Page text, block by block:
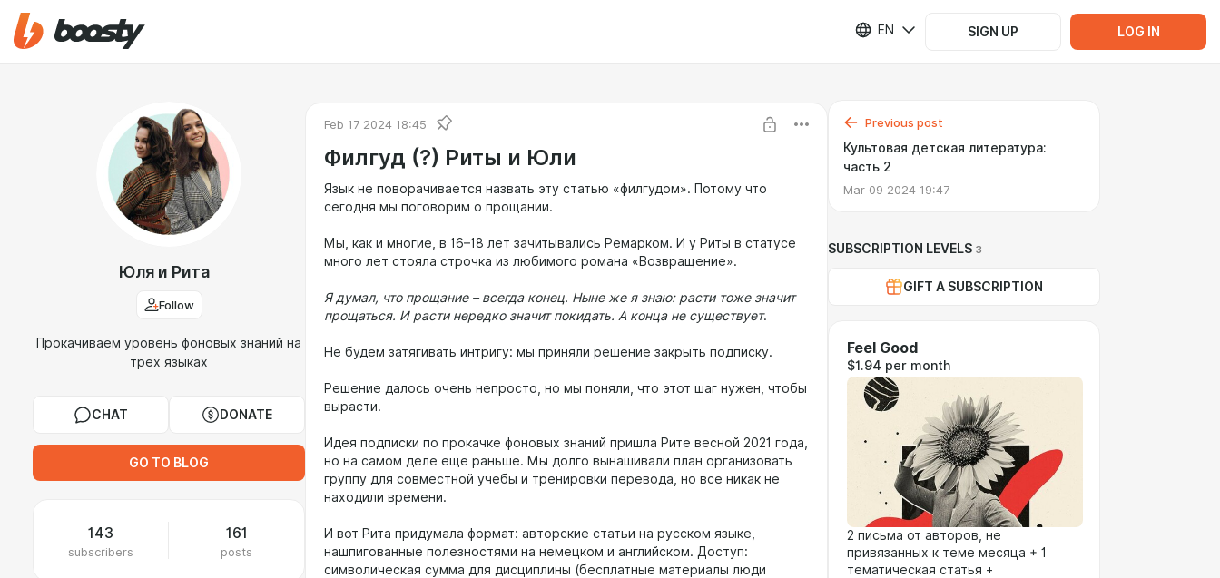
EN SIGN UP LOG IN
Юля и Рита
Follow
Прокачиваем уровень фоновых знаний на
трех языках
CHAT DONATE
GO TO BLOG
143
subscribers
161
posts
Feb 17 2024 18:45
Филгуд (?) Риты и Юли
Язык не поворачивается назвать эту статью «филгудом». Потому что
сегодня мы поговорим о прощании.
Мы, как и многие, в 16–18 лет зачитывались Ремарком. И у Риты в статусе
много лет стояла строчка из любимого романа «Возвращение».
Я думал, что прощание – всегда конец. Ныне же я знаю: расти тоже значит
прощаться. И расти нередко значит покидать. А конца не существует.
Не будем затягивать интригу: мы приняли решение закрыть подписку.
Решение далось очень непросто, но мы поняли, что этот шаг нужен, чтобы
вырасти.
Идея подписки по прокачке фоновых знаний пришла Рите весной 2021 года,
но на самом деле еще раньше. Мы долго вынашивали план организовать
группу для совместной учебы и тренировки перевода, но все никак не
находили времени.
И вот Рита придумала формат: авторские статьи на русском языке,
нашпигованные полезностями на немецком и английском. Доступ:
символическая сумма для дисциплины (бесплатные материалы люди
Previous post
Культовая детская литература:
часть 2
Mar 09 2024 19:47
SUBSCRIPTION LEVELS 3
GIFT A SUBSCRIPTION
Feel Good
$1.94 per month
2 письма от авторов, не
привязанных к теме месяца + 1
тематическая статья +